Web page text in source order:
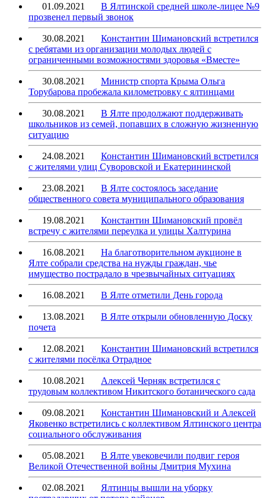
01.09.2021
В Ялтинской средней школе-лицее №9
прозвенел первый звонок
30.08.2021
Константин Шимановский встретился
с ребятами из организации молодых людей с
ограниченными возможностями здоровья «Вместе»
30.08.2021
Министр спорта Крыма Ольга
Торубарова пробежала километровку с ялтинцами
30.08.2021
В Ялте продолжают поддерживать
школьников из семей, попавших в сложную жизненную
ситуацию
24.08.2021
Константин Шимановский встретился
с жителями улиц Суворовской и Екатерининской
23.08.2021
В Ялте состоялось заседание
общественного совета муниципального образования
19.08.2021
Константин Шимановский провёл
встречу с жителями переулка и улицы Халтурина
16.08.2021
На благотворительном аукционе в
Ялте собрали средства на нужды граждан, чье
имущество пострадало в чрезвычайных ситуациях
16.08.2021 В Ялте отметили День города
13.08.2021
В Ялте открыли обновленную Доску
почета
12.08.2021
Константин Шимановский встретился
с жителями посёлка Отрадное
10.08.2021
Алексей Черняк встретился с
трудовым коллективом Никитского ботанического сада
09.08.2021
Константин Шимановский и Алексей
Яковенко встретились с коллективом Ялтинского центра
социального обслуживания
05.08.2021
В Ялте увековечили подвиг героя
Великой Отечественной войны Дмитрия Мухина
02.08.2021
Ялтинцы вышли на уборку